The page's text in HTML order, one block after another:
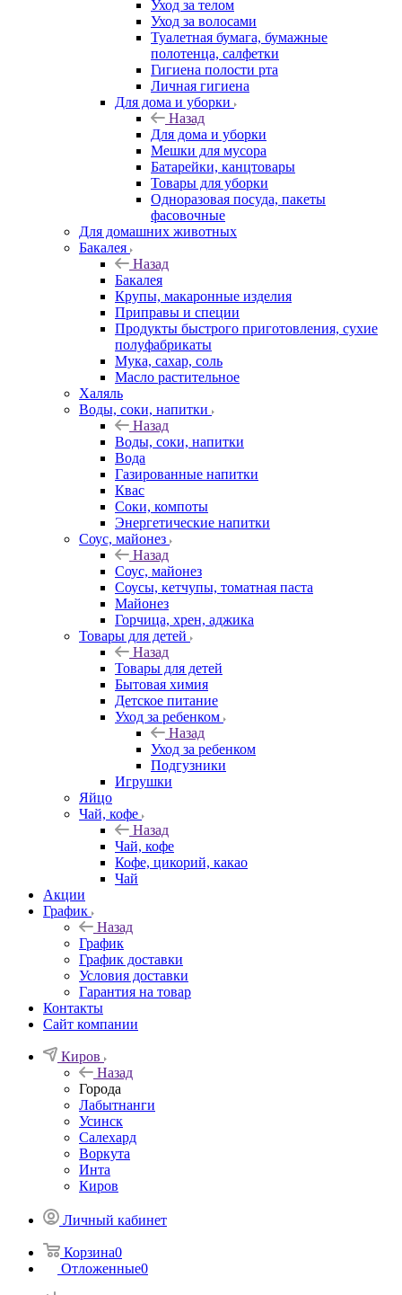
Уход за телом
Уход за волосами
Туалетная бумага, бумажные
полотенца, салфетки
Гигиена полости рта
Личная гигиена
Для дома и уборки
Назад
Для дома и уборки
Мешки для мусора
Батарейки, канцтовары
Товары для уборки
Одноразовая посуда, пакеты
фасовочные
Для домашних животных
Бакалея
Назад
Бакалея
Крупы, макаронные изделия
Приправы и специи
Продукты быстрого приготовления, сухие
полуфабрикаты
Мука, сахар, соль
Масло растительное
Халяль
Воды, соки, напитки
Назад
Воды, соки, напитки
Вода
Газированные напитки
Квас
Соки, компоты
Энергетические напитки
Соус, майонез
Назад
Соус, майонез
Соусы, кетчупы, томатная паста
Майонез
Горчица, хрен, аджика
Товары для детей
Назад
Товары для детей
Бытовая химия
Детское питание
Уход за ребенком
Назад
Уход за ребенком
Подгузники
Игрушки
Яйцо
Чай, кофе
Назад
Чай, кофе
Кофе, цикорий, какао
Чай
Акции
График
Назад
График
График доставки
Условия доставки
Гарантия на товар
Контакты
Сайт компании
Киров
Назад
Города
Лабытнанги
Усинск
Салехард
Воркута
Инта
Киров
Личный кабинет
Корзина0
Отложенные0